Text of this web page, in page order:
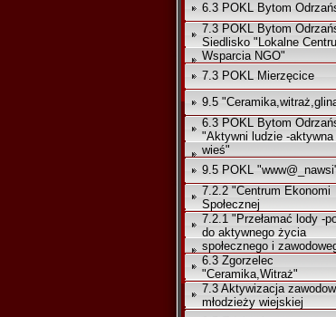
6.3 POKL Bytom
7.3 POKL Bytom
Siedlisko "Lokalne
Wsparcia NGO"
7.3 POKL Mierzęcice
9.5
6.3 POKL Bytom
"Aktywni ludzie -aktywna
wieś"
9.5 POKL
7.2.2 "Centrum Ekonomi
Społecznej
7.2.1 "Przełamać lody -
do aktywnego życia
społecznego i
6.3 Zgorzelec
"Ceramika,Witraż"
7.3 Aktywizacja
młodzieży wiejskiej